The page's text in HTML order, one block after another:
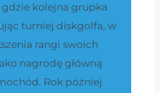
gdzie kolejna grupka
turniej diskgolfa, w
rangi swoich
nagrodę główną
Rok później